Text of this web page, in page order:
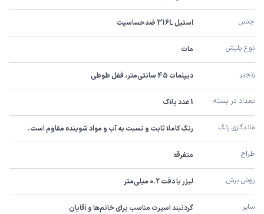
جنس استیل 316L ضدحساسیت
نوع پلیش مات
زنجیر دیپلمات 45 سانتی‌متر، قفل طوطی
تعداد در بسته 1 عدد پلاک
ماندگاری رنگ رنگ کاملا ثابت و نسبت به آب و مواد شوینده مقاوم است.
طراح متفرقه
روش برش لیزر با دقت 0.2 میلی‌متر
سایر گردنبند اسپرت مناسب برای خانم‌ها و آقایان